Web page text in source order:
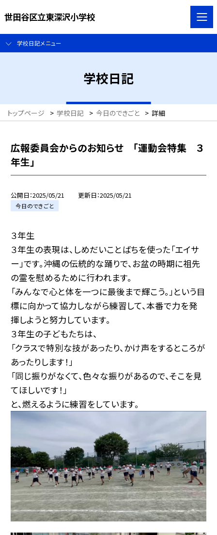
世田谷区立東深沢小学校
学校日記メニュー
学校日記
トップページ > 学校日記 > 今日のできごと > 詳細
広報委員会からのお知らせ 「運動会特集 ３
年生」
公開日 2025/05/21 更新日 2025/05/21
今日のできごと
３年生
３年生の表現は、しめだいことばちを使った「エイサ
ー」です。沖縄の伝統的な踊りで、お盆の時期に祖先
の霊を慰めるために行われます。
「みんなで心と体を一つに最後まで輝こう。」という目
標に向かって協力しながら練習して、本番で力を発
揮しようと努力しています。
３年生の子どもたちは、
「クラスで特別な技があったり、かけ声をするところが
あったりします！」
「同じ振りがなくて、色々な振りがあるので、そこを見
てほしいです！」
と、燃えるように練習をしています。